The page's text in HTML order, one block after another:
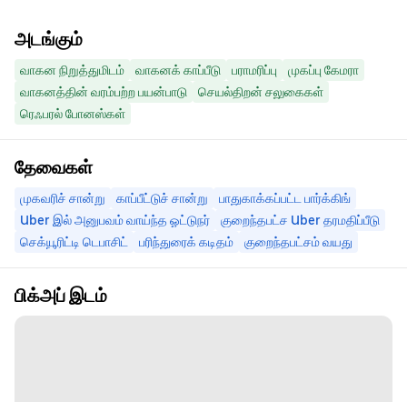
அடங்கும்
வாகன நிறுத்துமிடம் வாகனக் காப்பீடு பராமரிப்பு
முகப்பு கேமரா
வாகனத்தின் வரம்பற்ற பயன்பாடு
செயல்திறன் சலுகைகள்
ரெஃபரல் போனஸ்கள்
தேவைகள்
முகவரிச் சான்று காப்பீட்டுச் சான்று
பாதுகாக்கப்பட்ட பார்க்கிங்
Uber இல் அனுபவம் வாய்ந்த ஓட்டுநர்
குறைந்தபட்ச Uber தரமதிப்பீடு
செக்யூரிட்டி டெபாசிட்
பரிந்துரைக் கடிதம் குறைந்தபட்சம் வயது
பிக்அப் இடம்